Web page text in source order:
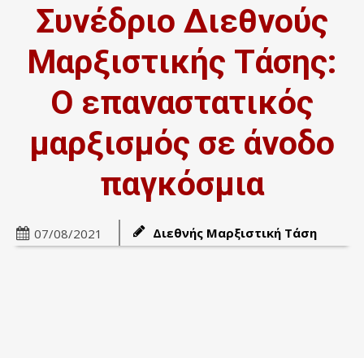
Συνέδριο Διεθνούς
Μαρξιστικής Τάσης:
Ο επαναστατικός
μαρξισμός σε άνοδο
παγκόσμια
07/08/2021 Διεθνής Μαρξιστική Τάση